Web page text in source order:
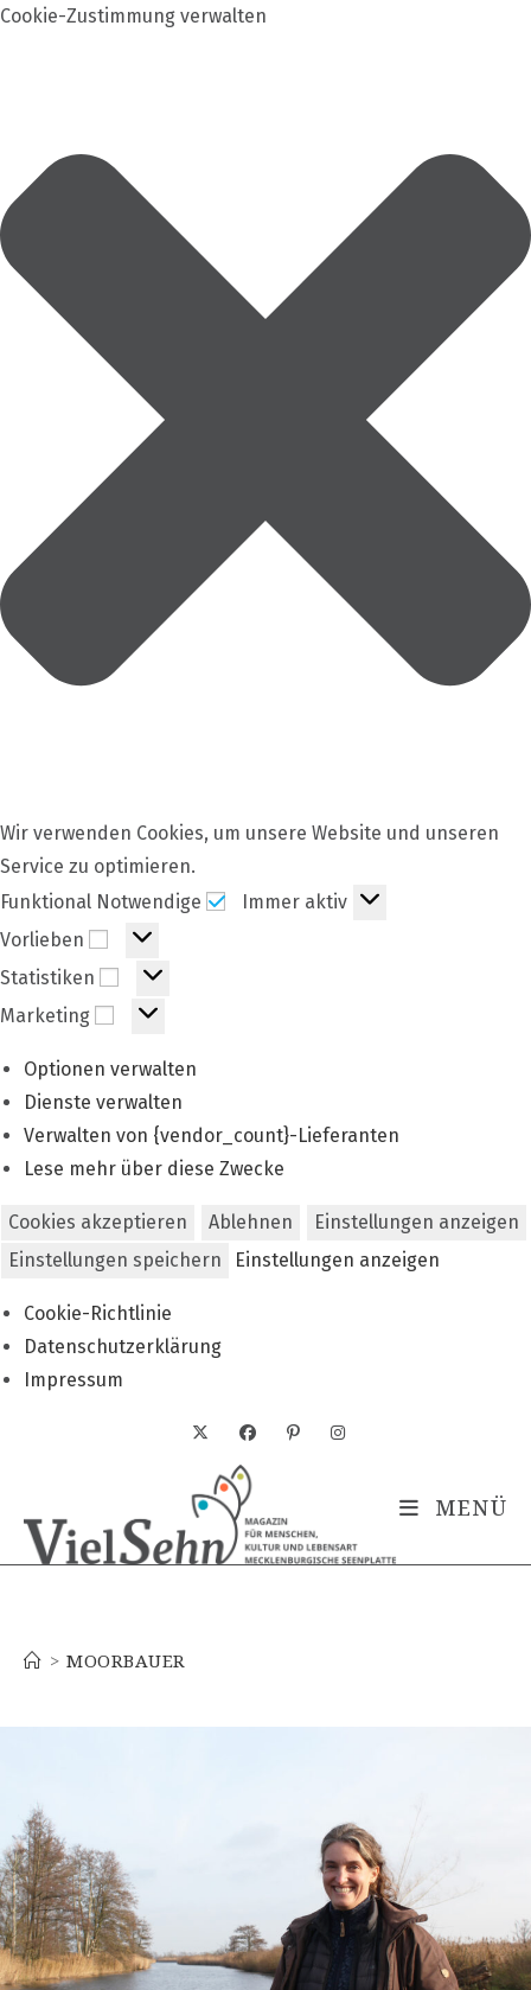
Cookie-Zustimmung verwalten
Wir verwenden Cookies, um unsere Website und unseren
Service zu optimieren.
Funktional Notwendige
Funktional
Immer aktiv
Vorlieben
Vorlieben
Statistiken Statistiken
Marketing Marketing
Optionen verwalten
Dienste verwalten
Verwalten von {vendor_count}-Lieferanten
Lese mehr über diese Zwecke
Cookies akzeptieren Ablehnen
Einstellungen anzeigen
Einstellungen speichern
Einstellungen anzeigen
Cookie-Richtlinie
Datenschutzerklärung
Impressum
MENÜ
> MOORBAUER